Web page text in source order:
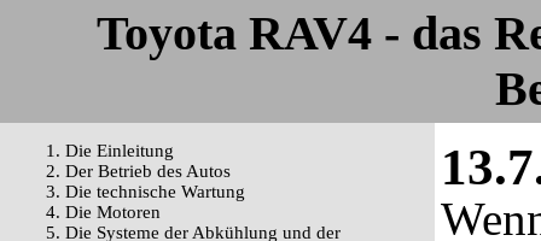
Toyota RAV4 - das
1. Die Einleitung
2. Der Betrieb des Autos
3. Die technische Wartung
4. Die Motoren
5. Die Systeme der Abkühlung und der